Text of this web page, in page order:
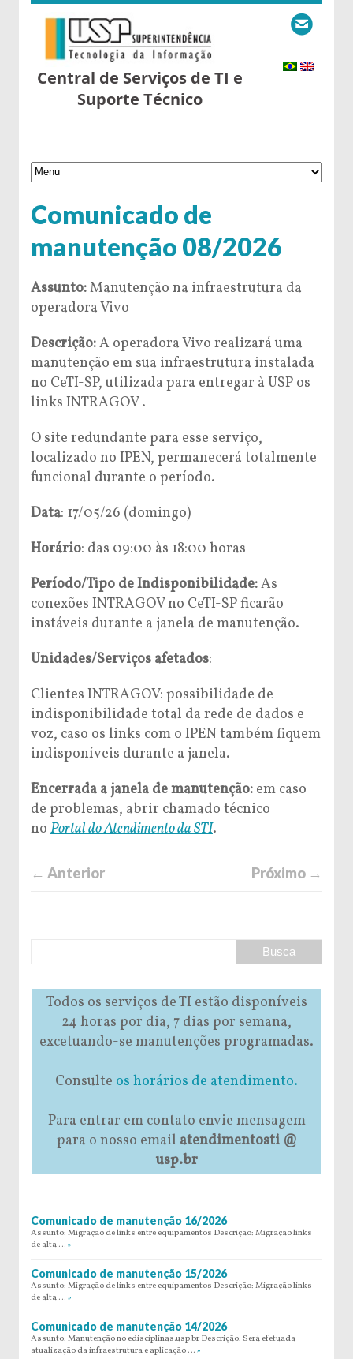
Central de Serviços de TI e
Suporte Técnico
Comunicado de
manutenção 08/2026
Assunto:Manutenção na infraestrutura da
operadora Vivo
Descrição:A operadora Vivo realizará uma
manutenção em sua infraestrutura instalada
no CeTI-SP, utilizada para entregar à USP os
links INTRAGOV .
O site redundante para esse serviço,
localizado no IPEN, permanecerá totalmente
funcional durante o período.
Data: 17/05/26 (domingo)
Horário: das 09:00 às 18:00 horas
Período/Tipo de Indisponibilidade:As
conexões INTRAGOV no CeTI-SP ficarão
instáveis durante a janela de manutenção.
Unidades/Serviços afetados:
Clientes INTRAGOV: possibilidade de
indisponibilidade total da rede de dados e
voz, caso os links com o IPEN também fiquem
indisponíveis durante a janela.
Encerrada a janela de manutenção: em caso
de problemas, abrir chamado técnico
no Portal do Atendimento da STI.
← Anterior Próximo →
Todos os serviços de TI estão disponíveis
24 horas por dia, 7 dias por semana,
excetuando-se manutenções programadas.
Consulte os horários de atendimento.
Para entrar em contato envie mensagem
para o nosso email atendimentosti @
usp.br
Comunicado de manutenção 16/2026
Assunto: Migração de links entre equipamentos Descrição: Migração links
de alta … »
Comunicado de manutenção 15/2026
Assunto: Migração de links entre equipamentos Descrição: Migração links
de alta … »
Comunicado de manutenção 14/2026
Assunto: Manutenção no edisciplinas.usp.br Descrição: Será efetuada
atualização da infraestrutura e aplicação … »